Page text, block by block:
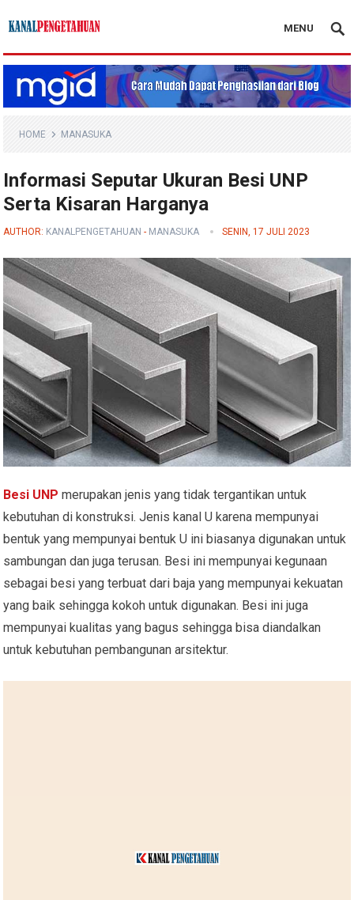
Kanal Pengetahuan
MENU
HOME MANASUKA
Informasi Seputar Ukuran Besi UNP
Serta Kisaran Harganya
AUTHOR: KANALPENGETAHUAN - MANASUKA SENIN, 17 JULI 2023
Besi UNPmerupakan jenis yang tidak tergantikan untuk
kebutuhan di konstruksi. Jenis kanal U karena mempunyai
bentuk yang mempunyai bentuk U ini biasanya digunakan untuk
sambungan dan juga terusan. Besi ini mempunyai kegunaan
sebagai besi yang terbuat dari baja yang mempunyai kekuatan
yang baik sehingga kokoh untuk digunakan. Besi ini juga
mempunyai kualitas yang bagus sehingga bisa diandalkan
untuk kebutuhan pembangunan arsitektur.